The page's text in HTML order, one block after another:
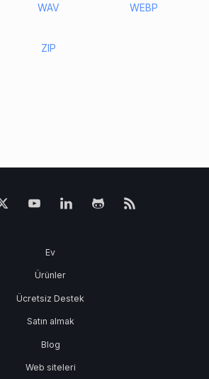
WAV WEBP
ZIP
Ev
Ürünler
Ücretsiz Destek
Satın almak
Blog
Web siteleri